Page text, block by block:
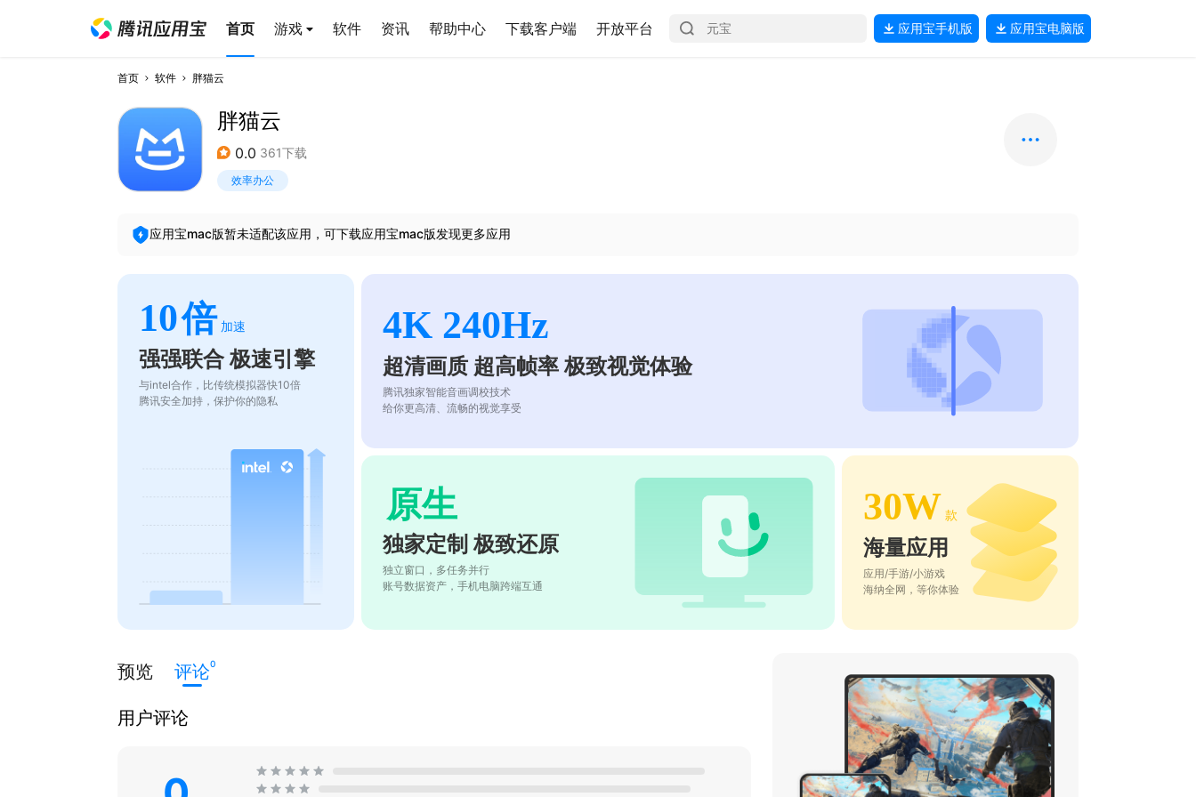
首页 游戏 软件 资讯 帮助中心 下载客户端 开放平台 应用宝手机版 应用宝电脑版
首页 软件 胖猫云
胖猫云
0.0 361下载
效率办公
应用宝mac版暂未适配该应用，可下载应用宝mac版发现更多应用
10倍 加速
强强联合 极速引擎
与intel合作，比传统模拟器快10倍
腾讯安全加持，保护你的隐私
4K 240Hz
超清画质 超高帧率 极致视觉体验
腾讯独家智能音画调校技术
给你更高清、流畅的视觉享受
原生
独家定制 极致还原
独立窗口，多任务并行
账号数据资产，手机电脑跨端互通
30W 款
海量应用
应用/手游/小游戏
海纳全网，等你体验
预览 评论0
用户评论